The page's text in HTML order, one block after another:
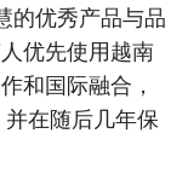
的优秀产品与品
优先使用越南
和国际融合，
在随后几年保